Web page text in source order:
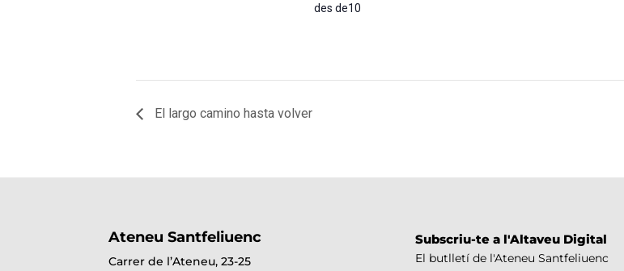
des de10
El largo camino hasta volver
Ateneu Santfeliuenc
Carrer de l’Ateneu, 23-25
Subscriu-te a l'Altaveu Digital
El butlletí de l'Ateneu Santfeliuenc